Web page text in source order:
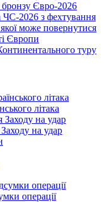
бронзу Євро-2026
ЧС-2026 з фехтування
може повернутися
Європи
туру
літака
на удар
операції